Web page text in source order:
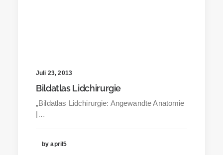
Juli 23, 2013
Bildatlas Lidchirurgie
„Bildatlas Lidchirurgie: Angewandte Anatomie
|…
by april5